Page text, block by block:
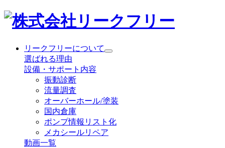
リークフリーについて
選ばれる理由
設備・サポート内容
振動診断
流量調査
オーバーホール/塗装
国内倉庫
ポンプ情報リスト化
メカシールリペア
動画一覧